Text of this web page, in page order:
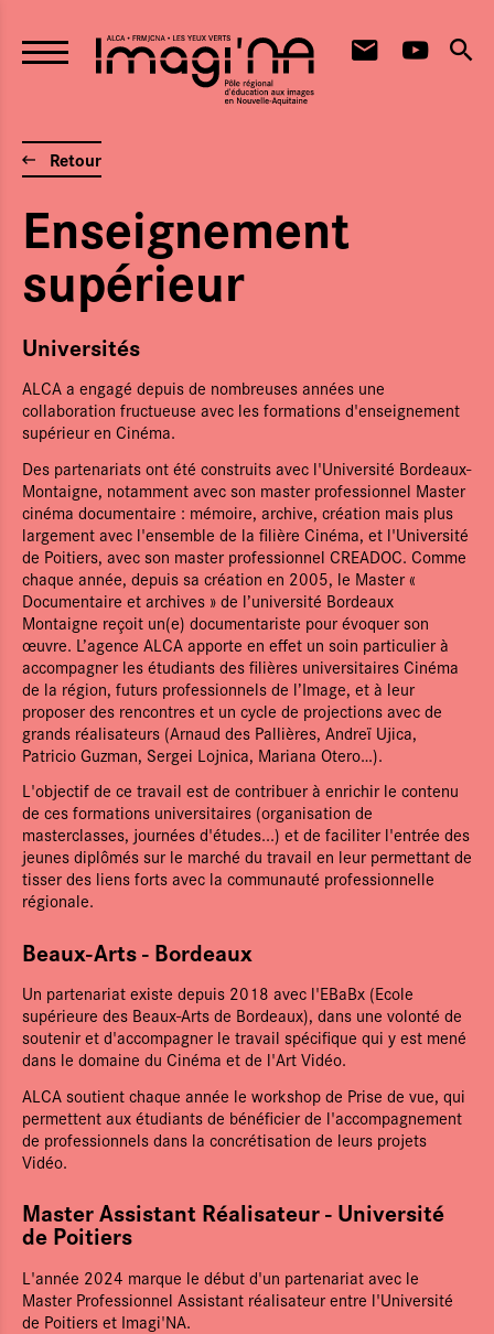
Retour
Enseignement
supérieur
Universités
ALCA a engagé depuis de nombreuses années une
collaboration fructueuse avec les formations d'enseignement
supérieur en Cinéma.
Des partenariats ont été construits avec l'Université Bordeaux-
Montaigne, notamment avec son master professionnel Master
cinéma documentaire : mémoire, archive, création mais plus
largement avec l'ensemble de la filière Cinéma, et l'Université
de Poitiers, avec son master professionnel CREADOC. Comme
chaque année, depuis sa création en 2005, le Master «
Documentaire et archives » de l’université Bordeaux
Montaigne reçoit un(e) documentariste pour évoquer son
œuvre. L’agence ALCA apporte en effet un soin particulier à
accompagner les étudiants des filières universitaires Cinéma
de la région, futurs professionnels de l’Image, et à leur
proposer des rencontres et un cycle de projections avec de
grands réalisateurs (Arnaud des Pallières, Andreï Ujica,
Patricio Guzman, Sergei Lojnica, Mariana Otero…).
L'objectif de ce travail est de contribuer à enrichir le contenu
de ces formations universitaires (organisation de
masterclasses, journées d'études...) et de faciliter l'entrée des
jeunes diplômés sur le marché du travail en leur permettant de
tisser des liens forts avec la communauté professionnelle
régionale.
Beaux-Arts - Bordeaux
Un partenariat existe depuis 2018 avec l'EBaBx (Ecole
supérieure des Beaux-Arts de Bordeaux), dans une volonté de
soutenir et d'accompagner le travail spécifique qui y est mené
dans le domaine du Cinéma et de l'Art Vidéo.
ALCA soutient chaque année le workshop de Prise de vue, qui
permettent aux étudiants de bénéficier de l'accompagnement
de professionnels dans la concrétisation de leurs projets
Vidéo.
Master Assistant Réalisateur - Université
de Poitiers
L'année 2024 marque le début d'un partenariat avec le
Master Professionnel Assistant réalisateur entre l'Université
de Poitiers et Imagi'NA.